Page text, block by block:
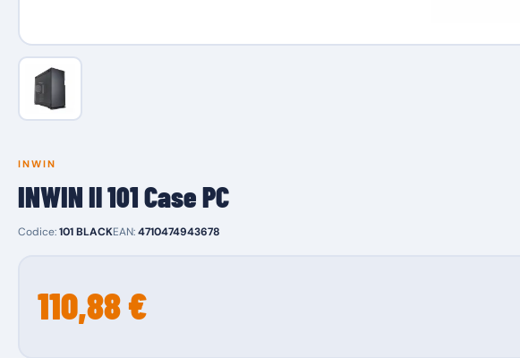
INWIN
INWIN Il 101 Case PC
Codice:101 BLACKEAN:4710474943678
110,88 €